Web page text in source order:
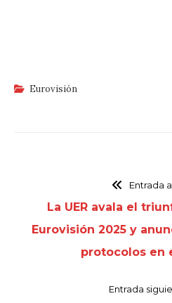
Eurovisión
Entrada
La UER avala el
Eurovisión 2025 y
protocolos en
Entrada